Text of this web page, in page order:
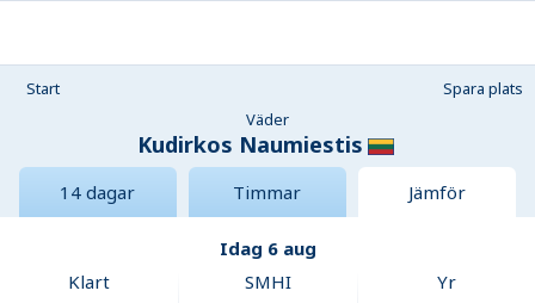
Start
Spara plats
Väder
Kudirkos Naumiestis
14 dagar Timmar Jämför
Idag 6 aug
Klart
SMHI Yr